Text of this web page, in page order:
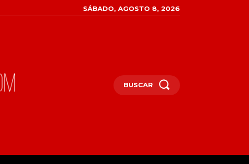
SÁBADO, AGOSTO 8, 2026
BUSCAR